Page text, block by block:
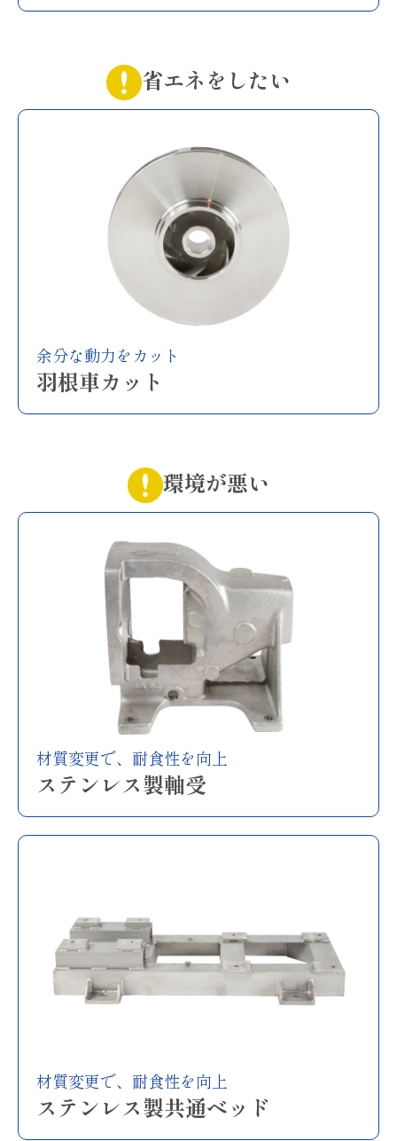
省エネをしたい
余分な動力をカット
羽根車カット
環境が悪い
材質変更で、耐食性を向上
ステンレス製軸受
材質変更で、耐食性を向上
ステンレス製共通ベッド